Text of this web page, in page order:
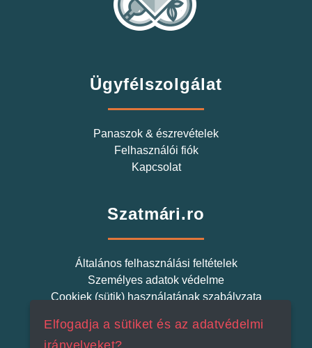
Ügyfélszolgálat
Panaszok & észrevételek
Felhasználói fiók
Kapcsolat
Szatmári.ro
Általános felhasználási feltételek
Személyes adatok védelme
Cookiek (sütik) használatának szabályzata
Szatmári Termék
Elfogadja a sütiket és az adatvédelmi
irányelveket?